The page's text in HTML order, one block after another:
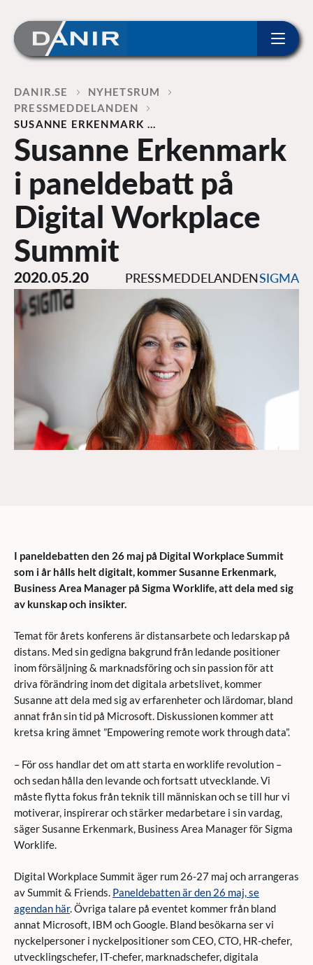
Home
DANIR
NYHETSRUM
PRESSMEDDELANDEN
SUSANNE ERKENMARK …
Susanne Erkenmark
i paneldebatt på
Digital Workplace
Summit
2020.05.20 PRESSMEDDELANDENSIGMA
I paneldebatten den 26 maj på Digital Workplace Summit
som i år hålls helt digitalt, kommer Susanne Erkenmark,
Business Area Manager på Sigma Worklife, att dela med sig
av kunskap och insikter.
Temat för årets konferens är distansarbete och ledarskap på
distans. Med sin gedigna bakgrund från ledande positioner
inom försäljning & marknadsföring och sin passion för att
driva förändring inom det digitala arbetslivet, kommer
Susanne att dela med sig av erfarenheter och lärdomar, bland
annat från sin tid på Microsoft. Diskussionen kommer att
kretsa kring ämnet ”Empowering remote work through data”.
– För oss handlar det om att starta en worklife revolution –
och sedan hålla den levande och fortsatt utvecklande. Vi
måste flytta fokus från teknik till människan och se till hur vi
motiverar, inspirerar och stärker medarbetare i sin vardag,
säger Susanne Erkenmark, Business Area Manager för Sigma
Worklife.
Digital Workplace Summit äger rum 26-27 maj och arrangeras
av Summit & Friends. Paneldebatten är den 26 maj, se
agendan här. Övriga talare på eventet kommer från bland
annat Microsoft, IBM och Google. Bland besökarna ser vi
nyckelpersoner i nyckelpositioner som CEO, CTO, HR-chefer,
utvecklingschefer, IT-chefer, marknadschefer, digitala